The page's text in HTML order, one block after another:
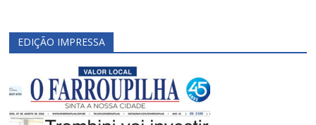
EDIÇÃO IMPRESSA